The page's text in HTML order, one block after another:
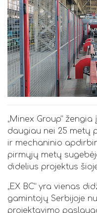
„Minex Group“
daugiau nei 25 metų
ir mechaninio
pirmųjų metų
didelius projektus
„EX BC“ yra vienas
gamintojų Serbijoje
projektavimo